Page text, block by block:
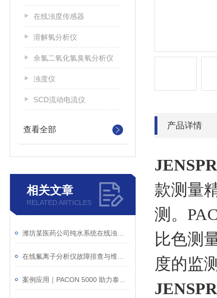
在线浊度传感器
溶解氧分析仪
余氯二氧化氯臭氧分析仪
浊度仪
SCD流动电流仪
查看全部
相关文章
RELATED ARTICLES
产品详情
款测量
测。
比色测
度的监